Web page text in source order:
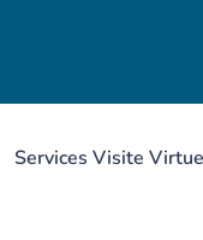
Services Visite